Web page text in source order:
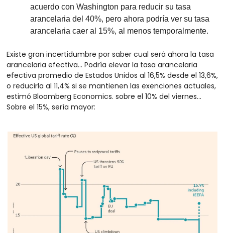
acuerdo con Washington para reducir su tasa
arancelaria del 40%, pero ahora podría ver su tasa
arancelaria caer al 15%, al menos temporalmente.
Existe gran incertidumbre por saber cual será ahora la tasa
arancelaria efectiva… Podría elevar la tasa arancelaria
efectiva promedio de Estados Unidos al 16,5% desde el 13,6%,
o reducirla al 11,4% si se mantienen las exenciones actuales,
estimó Bloomberg Economics. sobre el 10% del viernes…
Sobre el 15%, sería mayor: